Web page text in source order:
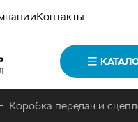
Контакты
Коробка передач и